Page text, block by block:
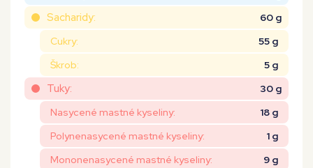
Sacharidy:
60 g
Cukry:
55 g
Škrob:
5 g
Tuky:
30 g
Nasycené mastné kyseliny:
18 g
Polynenasycené mastné kyseliny:
1 g
Mononenasycené mastné kyseliny:
9 g